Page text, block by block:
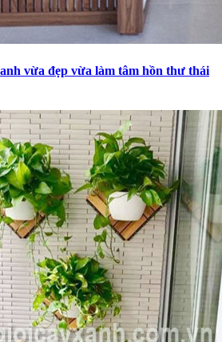
vừa đẹp vừa làm tâm hồn thư thái